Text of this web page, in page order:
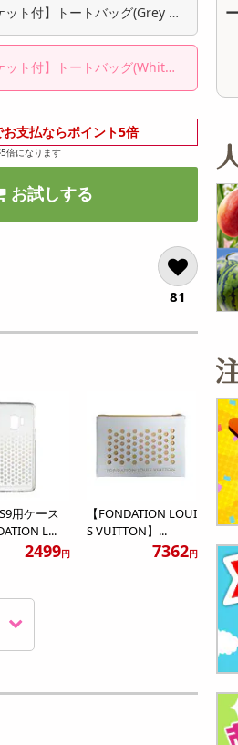
ット付】トートバッグ(Grey C
ット付】トートバッグ(White
支払ならポイント5倍
倍になります
お試しする
81
用ケース
L...
2499円
【FONDATION LOUI
S VUITTON】...
7362円
参考価格 オープン